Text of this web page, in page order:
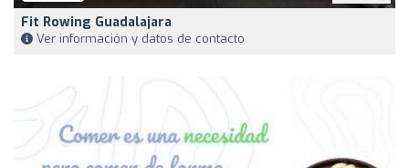
Fit Rowing Guadalajara
Ver información y datos de contacto